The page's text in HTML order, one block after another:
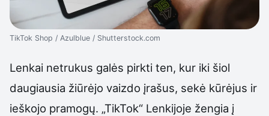
TikTok Shop / Azulblue / Shutterstock.com
Lenkai netrukus galės pirkti ten, kur iki šiol
daugiausia žiūrėjo vaizdo įrašus, sekė kūrėjus ir
ieškojo pramogų. „TikTok“ Lenkijoje žengia į